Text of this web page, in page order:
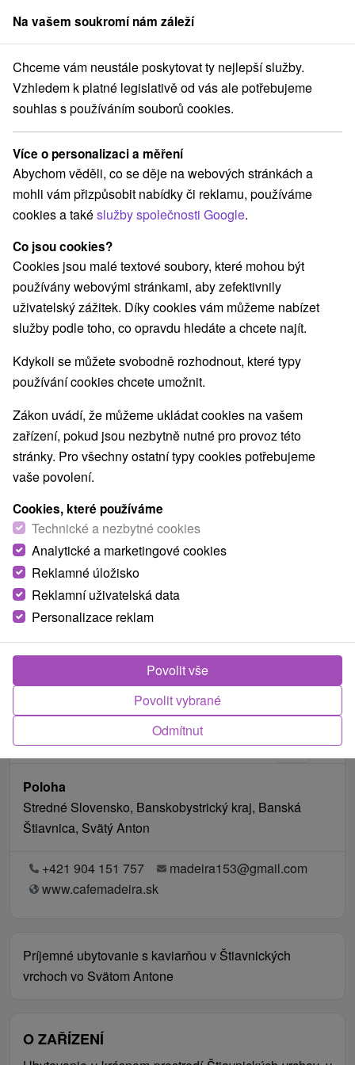
člen skupinySorger
kraj Svätý Anton Ubytovanie Café Madeira Svätý Anton
Ubytovanie Café Madeira Svätý
Anton
Svätý Anton
REZERVACE A VÝBĚR POBYTU
Kontaktujte přímo ubytovatele.
Navigovat do místa
O ZAŘÍZENÍ VYBAVENÍ
Poloha
Stredné Slovensko, Banskobystrický kraj, Banská
Štiavnica, Svätý Anton
+421 904 151 757
madeira153@gmail.com
www.cafemadeira.sk
Príjemné ubytovanie s kaviarňou v Štiavnických
vrchoch vo Svätom Antone
O ZAŘÍZENÍ
Na vašem soukromí nám záleží
Chceme vám neustále poskytovat ty nejlepší služby.
Vzhledem k platné legislativě od vás ale potřebujeme
souhlas s používáním souborů cookies.
Více o personalizaci a měření
Abychom věděli, co se děje na webových stránkách a
mohli vám přizpůsobit nabídky či reklamu, používáme
cookies a takéslužby společnosti Google.
Co jsou cookies?
Cookies jsou malé textové soubory, které mohou být
používány webovými stránkami, aby zefektivnily
uživatelský zážitek. Díky cookies vám můžeme nabízet
služby podle toho, co opravdu hledáte a chcete najít.
Kdykoli se můžete svobodně rozhodnout, které typy
používání cookies chcete umožnit.
Zákon uvádí, že můžeme ukládat cookies na vašem
zařízení, pokud jsou nezbytně nutné pro provoz této
stránky. Pro všechny ostatní typy cookies potřebujeme
vaše povolení.
Cookies, které používáme
Technické a nezbytné cookies
Analytické a marketingové cookies
Reklamné úložisko
Reklamní uživatelská data
Personalizace reklam
Odmítnut
Povolit vybrané
Povolit vše